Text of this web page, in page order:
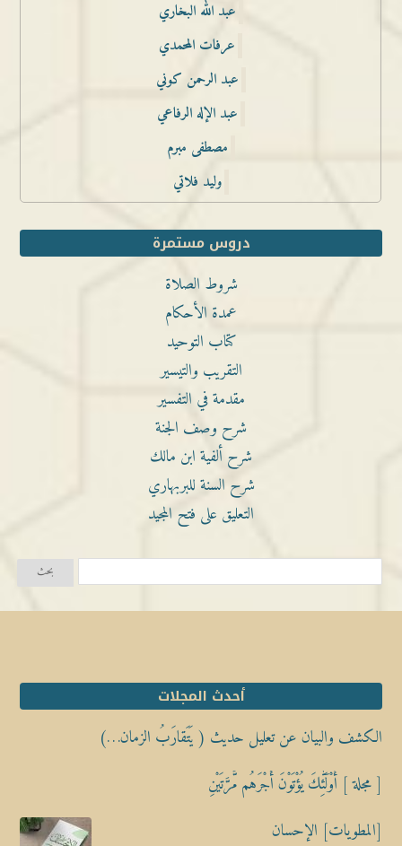
عبد الله البخاري
عرفات المحمدي
عبد الرحمن كوني
عبد الإله الرفاعي
مصطفى مبرم
وليد فلاتي
دروس مستمرة
شروط الصلاة
عمدة الأحكام
كتاب التوحيد
التقريب والتيسير
مقدمة في التفسير
شرح وصف الجنة
شرح ألفية ابن مالك
شرح السنة للبربهاري
التعليق على فتح المجيد
أحدث المجلات
الكشف والبيان عن تعليل حديث ( يَتَقارَبُ الزمان…)
[ مجلة ] أُوْلَٰٓئِكَ يُؤْتَوْنَ أَجْرَهُم مَّرَّتَيْنِ
[المطويات] الإحسان